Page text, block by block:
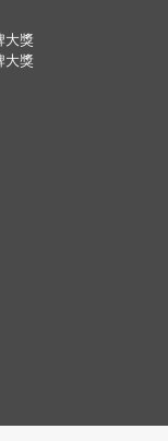
大獎
大獎